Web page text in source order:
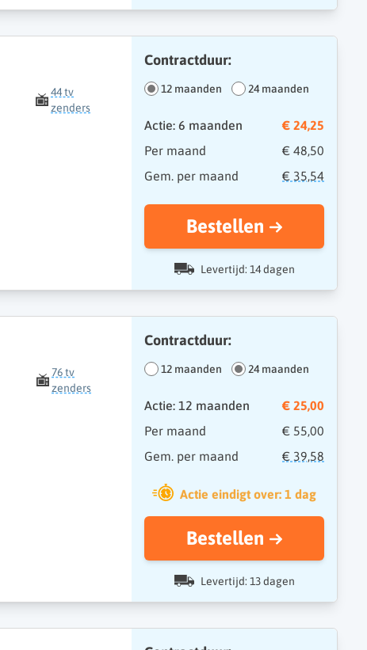
44 tv
zenders
Contractduur:
12 maanden 24 maanden
Actie: 6 maanden
€ 24,25
Per maand
€ 48,50
Gem. per maand
€ 35,54
Bestellen
Levertijd: 14 dagen
76 tv
zenders
Contractduur:
12 maanden 24 maanden
Actie: 12 maanden
€ 25,00
Per maand
€ 55,00
Gem. per maand
€ 39,58
Actie eindigt over: 1 dag
Bestellen
Levertijd: 13 dagen